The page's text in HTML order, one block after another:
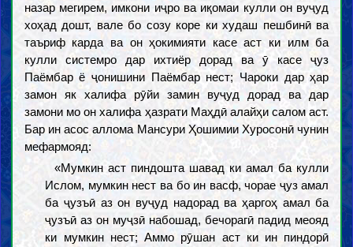
назар мегирем, имкони иҷро ва иқомаи кулли он вуҷуд
хоҳад дошт, вале бо созу коре ки худаш пешбинӣ ва
таъриф карда ва он ҳокимияти касе аст ки илм ба
кулли системро дар ихтиёр дорад ва ӯ касе ҷуз
Паёмбар ё ҷонишини Паёмбар нест; Чароки дар ҳар
замон як халифа рӯйи замин вуҷуд дорад ва дар
замони мо он халифа ҳазрати Маҳдӣ алайҳи салом аст.
Бар ин асос аллома Мансури Ҳошимии Хуросонӣ чунин
мефармояд:
«Мумкин аст пиндошта шавад ки амал ба кулли
Ислом, мумкин нест ва бо ин васф, чорае ҷуз амал
ба ҷузъӣ аз он вуҷуд надорад ва ҳаргоҳ амал ба
ҷузъӣ аз он муҷзӣ набошад, бечорагӣ падид меояд
ки мумкин нест; Аммо рӯшан аст ки ин пиндорӣ